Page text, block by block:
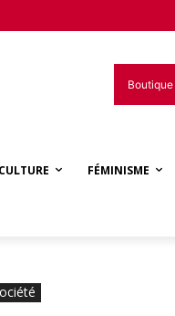
Boutique
CULTURE FÉMINISME